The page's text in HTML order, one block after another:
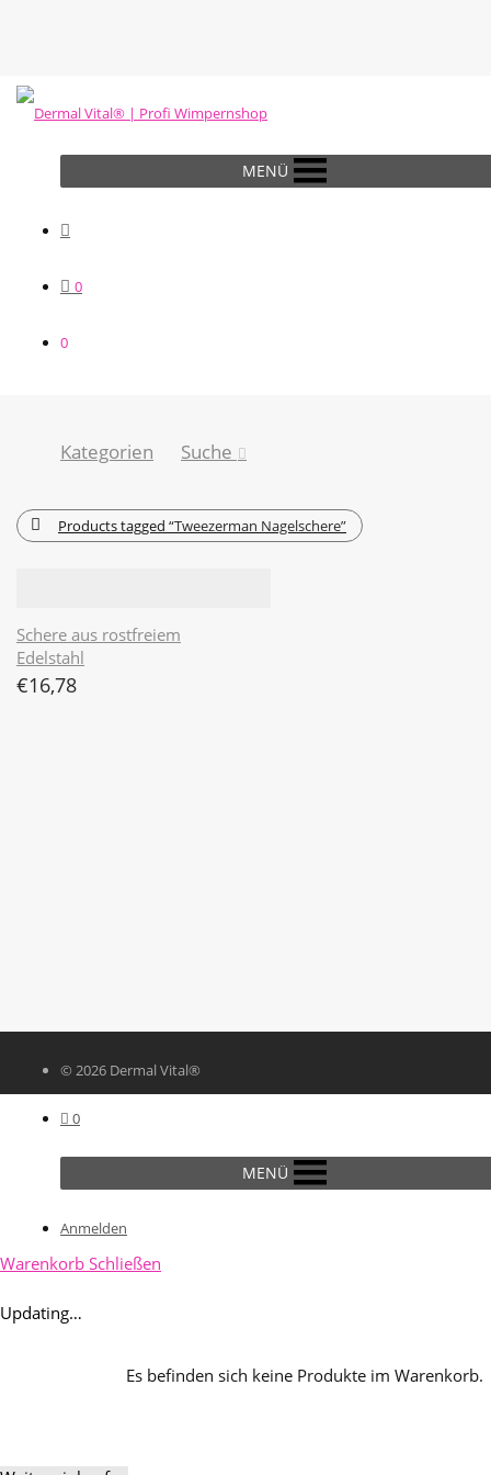
MENÜ
0
0
Kategorien Suche
Products tagged “Tweezerman Nagelschere”
Schere aus rostfreiem
Edelstahl
€16,78
© 2026 Dermal Vital®
0
MENÜ
Anmelden
Warenkorb Schließen
Updating…
Es befinden sich keine Produkte im Warenkorb.